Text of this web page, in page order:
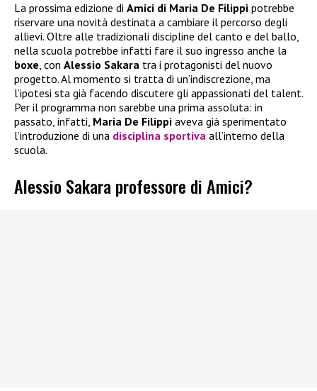
La prossima edizione di Amici di Maria De Filippi potrebbe
riservare una novità destinata a cambiare il percorso degli
allievi. Oltre alle tradizionali discipline del canto e del ballo,
nella scuola potrebbe infatti fare il suo ingresso anche la
boxe, con Alessio Sakara tra i protagonisti del nuovo
progetto. Al momento si tratta di un’indiscrezione, ma
l’ipotesi sta già facendo discutere gli appassionati del talent.
Per il programma non sarebbe una prima assoluta: in
passato, infatti, Maria De Filippi aveva già sperimentato
l’introduzione di una disciplina sportiva all’interno della
scuola.
Alessio Sakara professore di Amici?